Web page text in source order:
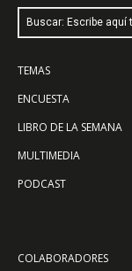
Buscar: Escribe aquí
TEMAS
ENCUESTA
LIBRO DE LA SEMANA
MULTIMEDIA
PODCAST
COLABORADORES